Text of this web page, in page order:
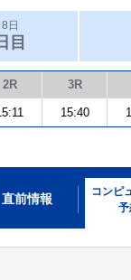
日
目
2R 3R
15:40
直前情報
コンピ
予